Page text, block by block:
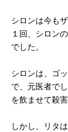
シロンは今も
１回、シロン
でした。
シロンは、ゴ
で、元医者で
を飲ませて殺
しかし、リタ